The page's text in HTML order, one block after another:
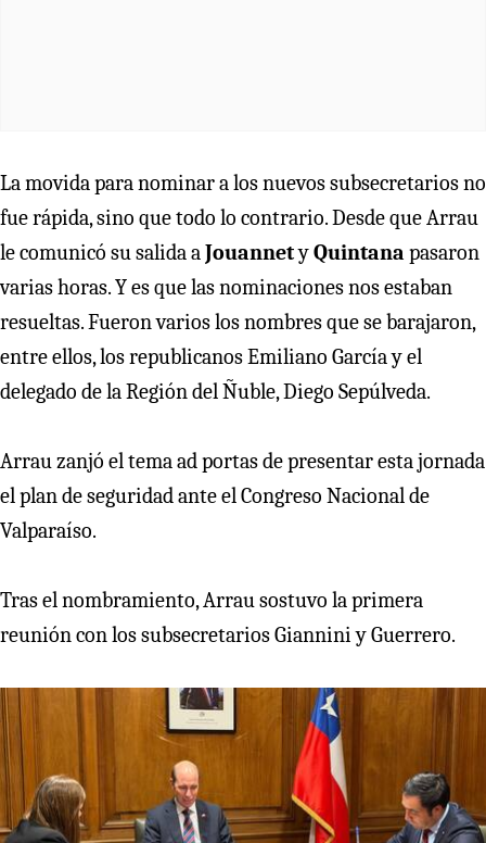
La movida para nominar a los nuevos subsecretarios no
fue rápida, sino que todo lo contrario. Desde que Arrau
le comunicó su salida aJouannetyQuintana pasaron
varias horas. Y es que las nominaciones nos estaban
resueltas. Fueron varios los nombres que se barajaron,
entre ellos, los republicanos Emiliano García y el
delegado de la Región del Ñuble, Diego Sepúlveda.
Arrau zanjó el tema ad portas de presentar esta jornada
el plan de seguridad ante el Congreso Nacional de
Valparaíso.
Tras el nombramiento, Arrau sostuvo la primera
reunión con los subsecretarios Giannini y Guerrero.